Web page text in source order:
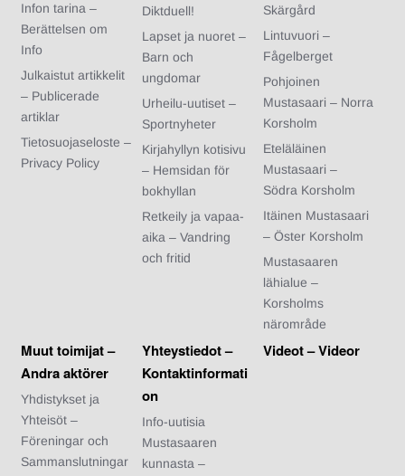
Infon tarina –
Berättelsen om
Info
Julkaistut artikkelit
– Publicerade
artiklar
Tietosuojaseloste –
Privacy Policy
Diktduell!
Lapset ja nuoret –
Barn och
ungdomar
Urheilu-uutiset –
Sportnyheter
Kirjahyllyn kotisivu
– Hemsidan för
bokhyllan
Retkeily ja vapaa-
aika – Vandring
och fritid
Skärgård
Lintuvuori –
Fågelberget
Pohjoinen
Mustasaari – Norra
Korsholm
Eteläläinen
Mustasaari –
Södra Korsholm
Itäinen Mustasaari
– Öster Korsholm
Mustasaaren
lähialue –
Korsholms
närområde
Muut toimijat –
Andra aktörer
Yhdistykset ja
Yhteisöt –
Föreningar och
Sammanslutningar
Yhteystiedot –
Kontaktinformati
on
Info-uutisia
Mustasaaren
kunnasta –
Videot – Videor